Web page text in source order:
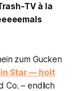
TV à la
zum Gucken
Star — holt
Co. – endlich